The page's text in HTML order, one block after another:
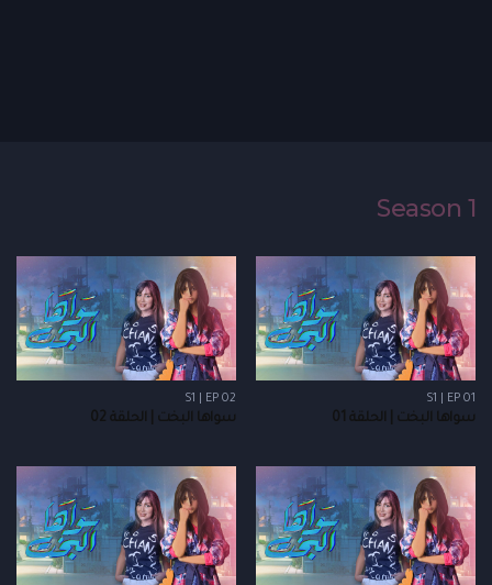
Season 1
S1 | EP 01
سواها البخت | الحلقة 01
S1 | EP 02
سواها البخت | الحلقة 02